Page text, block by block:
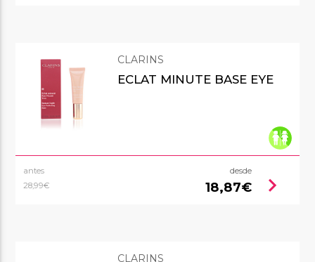
CLARINS
ECLAT MINUTE BASE EYE
antes
28,99€
desde
18,87€ chevron_right
CLARINS